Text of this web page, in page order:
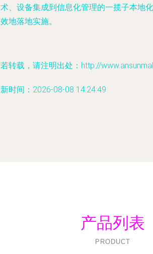
、设备集成到信息化管理的一揽子本地
地落地实施。
转载，请注明出处：http://
时间：2026-08-08 14:24:49
产品列表
PRODUCT